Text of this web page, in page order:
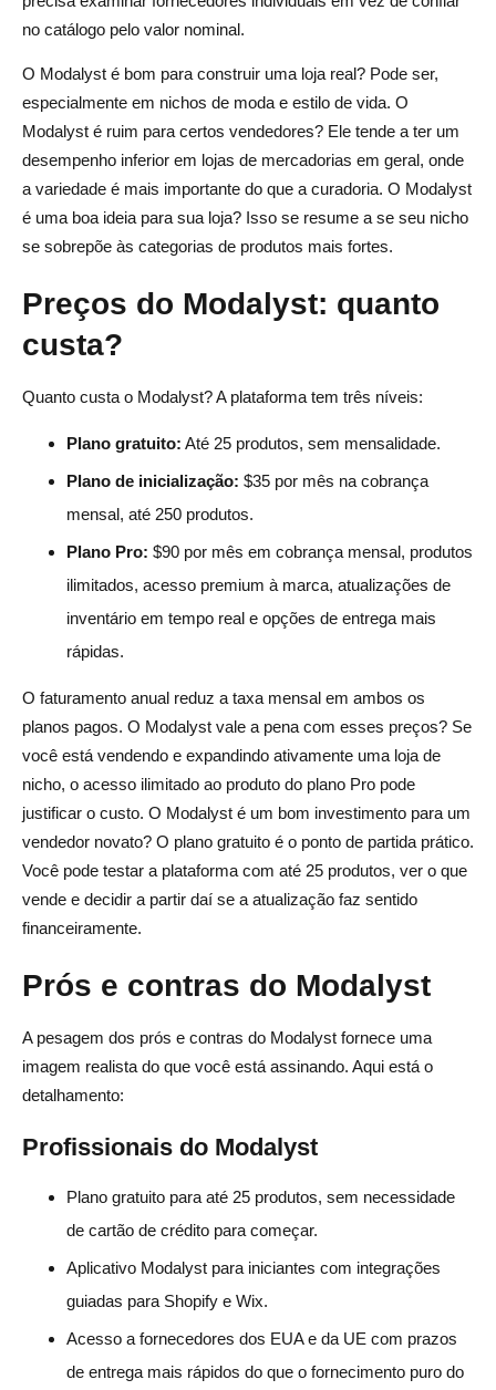
no catálogo pelo valor nominal.
O Modalyst é bom para construir uma loja real? Pode ser,
especialmente em nichos de moda e estilo de vida. O
Modalyst é ruim para certos vendedores? Ele tende a ter um
desempenho inferior em lojas de mercadorias em geral, onde
a variedade é mais importante do que a curadoria. O Modalyst
é uma boa ideia para sua loja? Isso se resume a se seu nicho
se sobrepõe às categorias de produtos mais fortes.
Preços do Modalyst: quanto
custa?
Quanto custa o Modalyst? A plataforma tem três níveis:
Plano gratuito: Até 25 produtos, sem mensalidade.
Plano de inicialização: $35 por mês na cobrança
mensal, até 250 produtos.
Plano Pro: $90 por mês em cobrança mensal, produtos
ilimitados, acesso premium à marca, atualizações de
inventário em tempo real e opções de entrega mais
rápidas.
O faturamento anual reduz a taxa mensal em ambos os
planos pagos. O Modalyst vale a pena com esses preços? Se
você está vendendo e expandindo ativamente uma loja de
nicho, o acesso ilimitado ao produto do plano Pro pode
justificar o custo. O Modalyst é um bom investimento para um
vendedor novato? O plano gratuito é o ponto de partida prático.
Você pode testar a plataforma com até 25 produtos, ver o que
vende e decidir a partir daí se a atualização faz sentido
financeiramente.
Prós e contras do Modalyst
A pesagem dos prós e contras do Modalyst fornece uma
imagem realista do que você está assinando. Aqui está o
detalhamento:
Profissionais do Modalyst
Plano gratuito para até 25 produtos, sem necessidade
de cartão de crédito para começar.
Aplicativo Modalyst para iniciantes com integrações
guiadas para Shopify e Wix.
Acesso a fornecedores dos EUA e da UE com prazos
de entrega mais rápidos do que o fornecimento puro do